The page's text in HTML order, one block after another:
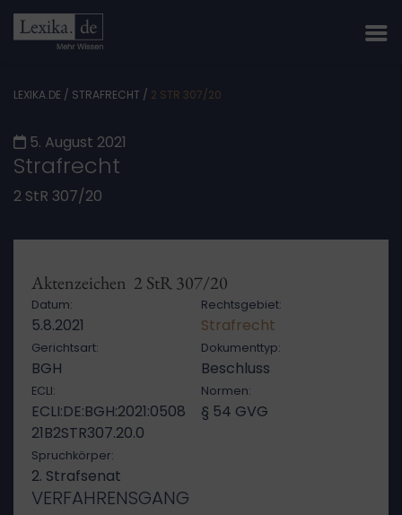
LEXIKA.DE / STRAFRECHT / 2 STR 307/20
5. August 2021
Strafrecht
2 StR 307/20
Aktenzeichen 2 StR 307/20
Datum:
5.8.2021
Rechtsgebiet:
Strafrecht
Gerichtsart:
BGH
Dokumenttyp:
Beschluss
ECLI:
ECLI:DE:BGH:2021:0508
21B2STR307.20.0
Normen:
§ 54 GVG
Spruchkörper:
2. Strafsenat
VERFAHRENSGANG